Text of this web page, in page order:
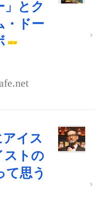
」とク
・ドー
イス
ストの
て思う